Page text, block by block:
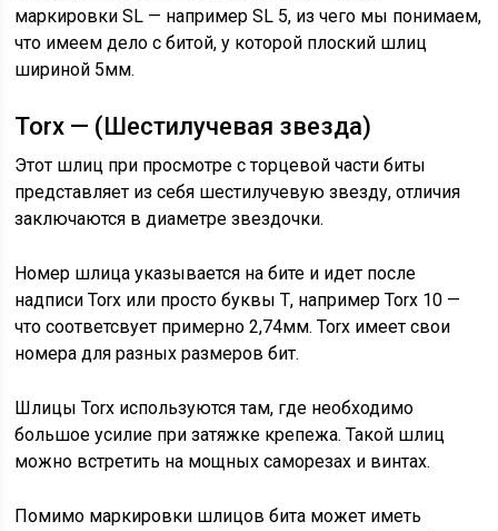
маркировки SL — например SL 5, из чего мы понимаем,
что имеем дело с битой, у которой плоский шлиц
шириной 5мм.
Torx — (Шестилучевая звезда)
Этот шлиц при просмотре с торцевой части биты
представляет из себя шестилучевую звезду, отличия
заключаются в диаметре звездочки.
Номер шлица указывается на бите и идет после
надписи Torx или просто буквы Т, например Torx 10 —
что соответсвует примерно 2,74мм. Torx имеет свои
номера для разных размеров бит.
Шлицы Torx используются там, где необходимо
большое усилие при затяжке крепежа. Такой шлиц
можно встретить на мощных саморезах и винтах.
Помимо маркировки шлицов бита может иметь